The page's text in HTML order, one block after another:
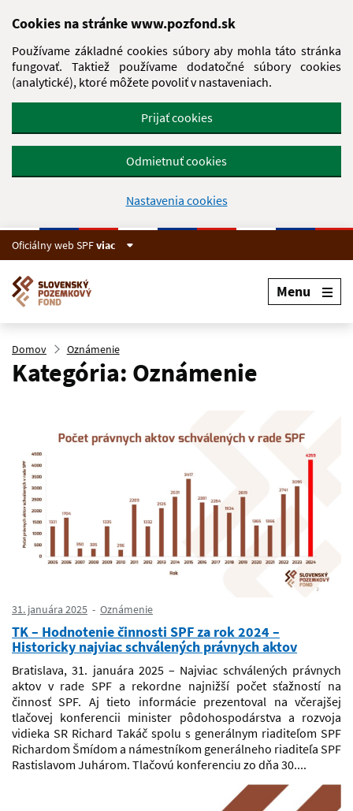
Preskočiť na hlavný obsah
Cookies na stránke www.pozfond.sk
Používame základné cookies súbory aby mohla táto stránka
fungovať. Taktiež používame dodatočné súbory cookies
(analytické), ktoré môžete povoliť v nastaveniach.
Prijať cookies
Odmietnuť cookies
Nastavenia cookies
Oficiálny web SPFviac
Menu
Domov Oznámenie
Kategória: Oznámenie
31. januára 2025 Oznámenie
TK – Hodnotenie činnosti SPF za rok 2024 –
Historicky najviac schválených právnych aktov
Bratislava, 31. januára 2025 – Najviac schválených právnych
aktov v rade SPF a rekordne najnižší počet sťažností na
činnosť SPF. Aj tieto informácie prezentoval na včerajšej
tlačovej konferencii minister pôdohospodárstva a rozvoja
vidieka SR Richard Takáč spolu s generálnym riaditeľom SPF
Richardom Šmídom a námestníkom generálneho riaditeľa SPF
Rastislavom Juhárom. Tlačovú konferenciu zo dňa 30....